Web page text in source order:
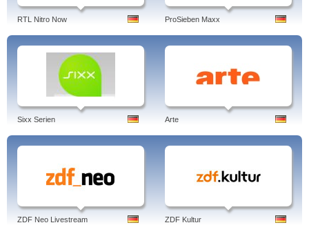
RTL Nitro Now ProSieben Maxx
Sixx Serien Arte
ZDF Neo Livestream ZDF Kultur